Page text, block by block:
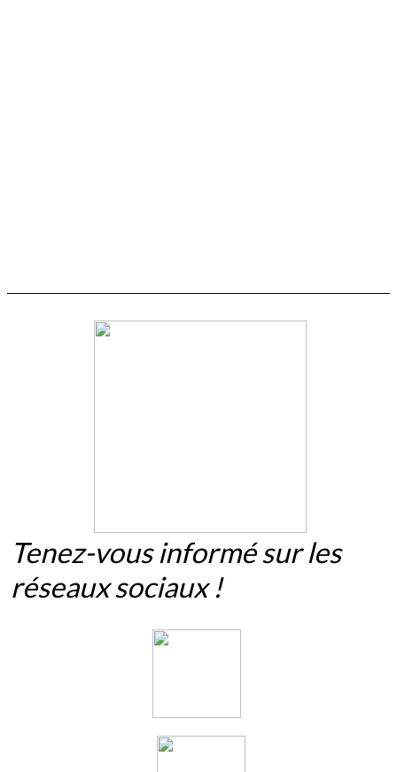
Tenez-vous informé sur les
réseaux sociaux !